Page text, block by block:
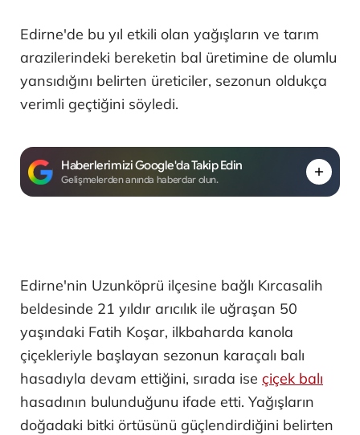
Edirne'de bu yıl etkili olan yağışların ve tarım
arazilerindeki bereketin bal üretimine de olumlu
yansıdığını belirten üreticiler, sezonun oldukça
verimli geçtiğini söyledi.
Haberlerimizi Google'da Takip Edin
Gelişmelerden anında haberdar olun.
Edirne'nin Uzunköprü ilçesine bağlı Kırcasalih
beldesinde 21 yıldır arıcılık ile uğraşan 50
yaşındaki Fatih Koşar, ilkbaharda kanola
çiçekleriyle başlayan sezonun karaçalı balı
hasadıyla devam ettiğini, sırada ise çiçek balı
hasadının bulunduğunu ifade etti. Yağışların
doğadaki bitki örtüsünü güçlendirdiğini belirten